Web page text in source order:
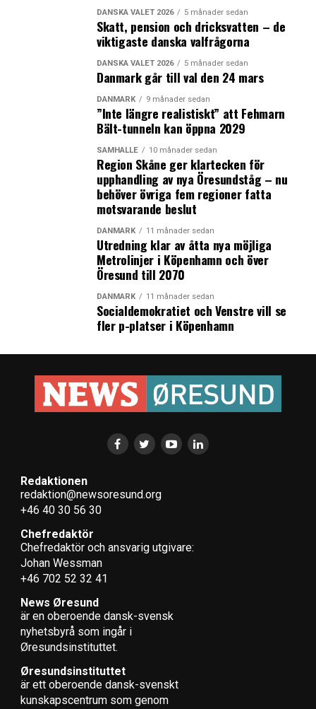
DANSKA VALET 2026 5 månader sedan
Skatt, pension och dricksvatten – de
viktigaste danska valfrågorna
DANSKA VALET 2026 5 månader sedan
Danmark går till val den 24 mars
DANMARK 9 månader sedan
”Inte längre realistiskt” att Fehmarn
Bält-tunneln kan öppna 2029
SAMHÄLLE 10 månader sedan
Region Skåne ger klartecken för
upphandling av nya Öresundståg – nu
behöver övriga fem regioner fatta
motsvarande beslut
DANMARK 11 månader sedan
Utredning klar av åtta nya möjliga
Metrolinjer i Köpenhamn och över
Öresund till 2070
DANMARK 11 månader sedan
Socialdemokratiet och Venstre vill se
fler p-platser i Köpenhamn
Redaktionen
redaktion@newsoresund.org
+46 40 30 56 30
Chefredaktör
Chefredaktör och ansvarig utgivare:
Johan Wessman
+46 702 52 32 41
News Øresund
är en oberoende dansk-svensk
nyhets­byrå som ingår i
Øresundsinstituttet.
Øresundsinstituttet
är ett oberoende dansk-svenskt
kunskapscentrum som genom